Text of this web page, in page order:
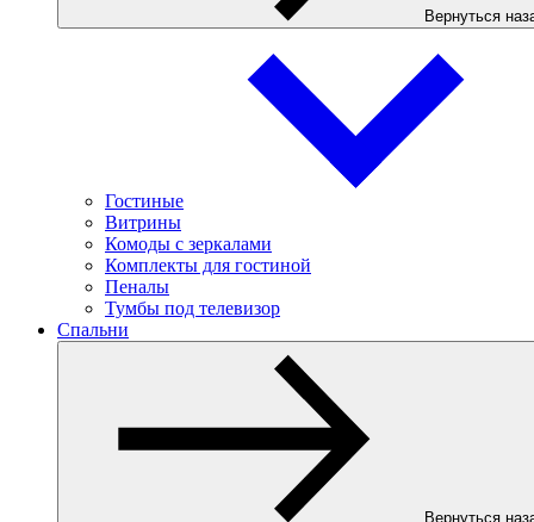
Вернуться
Гостиные
Витрины
Комоды с зеркалами
Комплекты для гостиной
Пеналы
Тумбы под телевизор
Спальни
Вернуться